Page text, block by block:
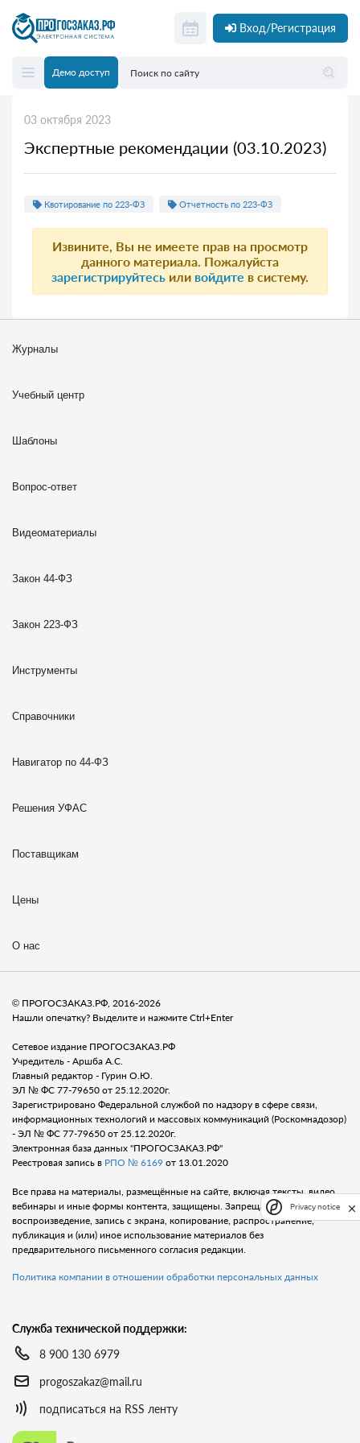
Вход/Регистрация
Демо доступ
03 октября 2023
Экспертные рекомендации (03.10.2023)
Квотирование по 223-ФЗ Отчетность по 223-ФЗ
Извините, Вы не имеете прав на просмотр
данного материала. Пожалуйста
зарегистрируйтесь или войдите в систему.
Журналы
Учебный центр
Шаблоны
Вопрос-ответ
Видеоматериалы
Закон 44-ФЗ
Закон 223-ФЗ
Инструменты
Справочники
Навигатор по 44-ФЗ
Решения УФАС
Поставщикам
Цены
О нас
© ПРОГОСЗАКАЗ.РФ, 2016-2026
Нашли опечатку? Выделите и нажмите Ctrl+Enter
Сетевое издание ПРОГОСЗАКАЗ.РФ
Учредитель - Аршба А.С.
Главный редактор - Гурин О.Ю.
ЭЛ № ФС 77-79650 от 25.12.2020г.
Зарегистрировано Федеральной службой по надзору в сфере связи,
информационных технологий и массовых коммуникаций (Роскомнадозор)
- ЭЛ № ФС 77-79650 от 25.12.2020г.
Электронная база данных "ПРОГОСЗАКАЗ.РФ"
Реестровая запись в РПО № 6169 от 13.01.2020
Все права на материалы, размещённые на сайте, включая тексты, видео,
вебинары и иные формы контента, защищены. Запрещается любое
воспроизведение, запись с экрана, копирование, распространение,
публикация и (или) иное использование материалов без
предварительного письменного согласия редакции.
Политика компании в отношении обработки персональных данных
Служба технической поддержки:
8 900 130 6979
progoszakaz@mail.ru
подписаться на RSS ленту
Privacy notice